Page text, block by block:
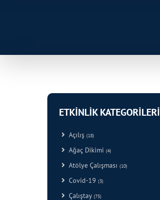
ETKİNLİK KATEGORİLERİ
Açılış (18)
Ağaç Dikimi (4)
Atölye Çalışması (10)
Covid-19 (3)
Çalıştay (75)